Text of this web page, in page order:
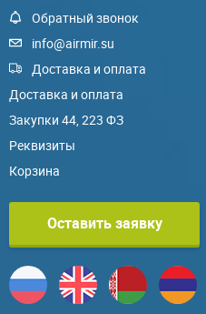
Обратный звонок
info@airmir.su
Доставка и оплата
Доставка и оплата
Закупки 44, 223 ФЗ
Реквизиты
Корзина
Оставить заявку